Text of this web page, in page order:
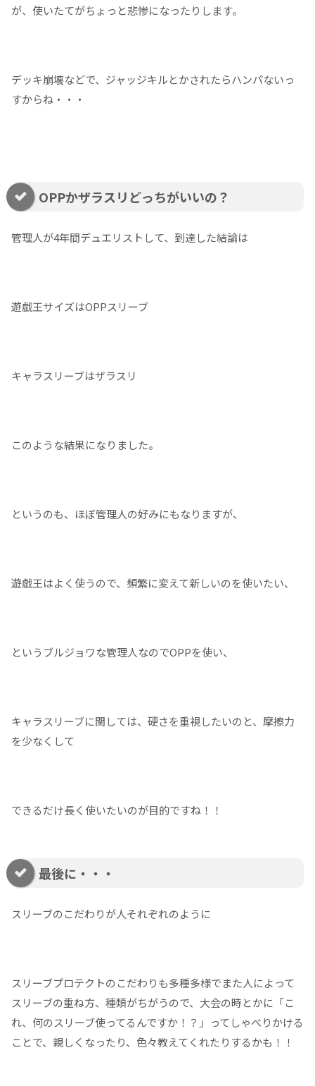
が、使いたてがちょっと悲惨になったりします。
デッキ崩壊などで、ジャッジキルとかされたらハンパないっ
すからね・・・
OPPかザラスリどっちがいいの？
管理人が4年間デュエリストして、到達した結論は
遊戯王サイズはOPPスリーブ
キャラスリーブはザラスリ
このような結果になりました。
というのも、ほぼ管理人の好みにもなりますが、
遊戯王はよく使うので、頻繁に変えて新しいのを使いたい、
というブルジョワな管理人なのでOPPを使い、
キャラスリーブに関しては、硬さを重視したいのと、摩擦力
を少なくして
できるだけ長く使いたいのが目的ですね！！
最後に・・・
スリーブのこだわりが人それぞれのように
スリーブプロテクトのこだわりも多種多様でまた人によって
スリーブの重ね方、種類がちがうので、大会の時とかに「こ
れ、何のスリーブ使ってるんですか！？」ってしゃべりかける
ことで、親しくなったり、色々教えてくれたりするかも！！